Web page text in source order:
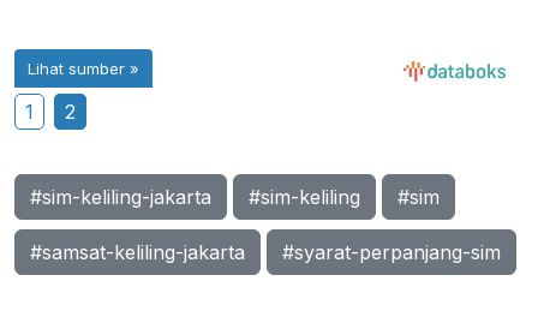
1 2
#sim-keliling-jakarta #sim-keliling #sim
#samsat-keliling-jakarta #syarat-perpanjang-sim